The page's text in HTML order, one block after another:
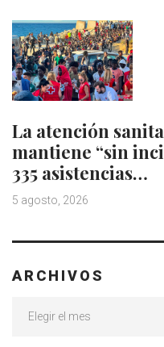
La atención
mantiene “sin
335 asistencias…
5 agosto, 2026
ARCHIVOS